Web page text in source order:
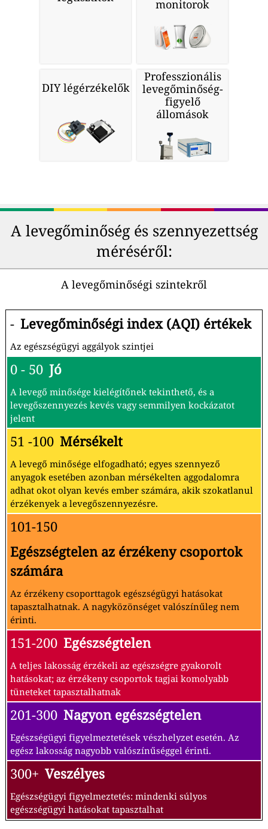
monitorok
DIY légérzékelők
Professzionális
levegőminőség-
figyelő
állomások
A levegőminőség és szennyezettség
méréséről:
A levegőminőségi szintekről
- Levegőminőségi index (AQI) értékek
Az egészségügyi aggályok szintjei
0 - 50 Jó
A levegő minősége kielégítőnek tekinthető, és a
levegőszennyezés kevés vagy semmilyen kockázatot
jelent
51 -100 Mérsékelt
A levegő minősége elfogadható; egyes szennyező
anyagok esetében azonban mérsékelten aggodalomra
adhat okot olyan kevés ember számára, akik szokatlanul
érzékenyek a levegőszennyezésre.
101-150
Egészségtelen az érzékeny csoportok
számára
Az érzékeny csoporttagok egészségügyi hatásokat
tapasztalhatnak. A nagyközönséget valószínűleg nem
érinti.
151-200 Egészségtelen
A teljes lakosság érzékeli az egészségre gyakorolt
hatásokat; az érzékeny csoportok tagjai komolyabb
tüneteket tapasztalhatnak
201-300 Nagyon egészségtelen
Egészségügyi figyelmeztetések vészhelyzet esetén. Az
egész lakosság nagyobb valószínűséggel érinti.
300+ Veszélyes
Egészségügyi figyelmeztetés: mindenki súlyos
egészségügyi hatásokat tapasztalhat